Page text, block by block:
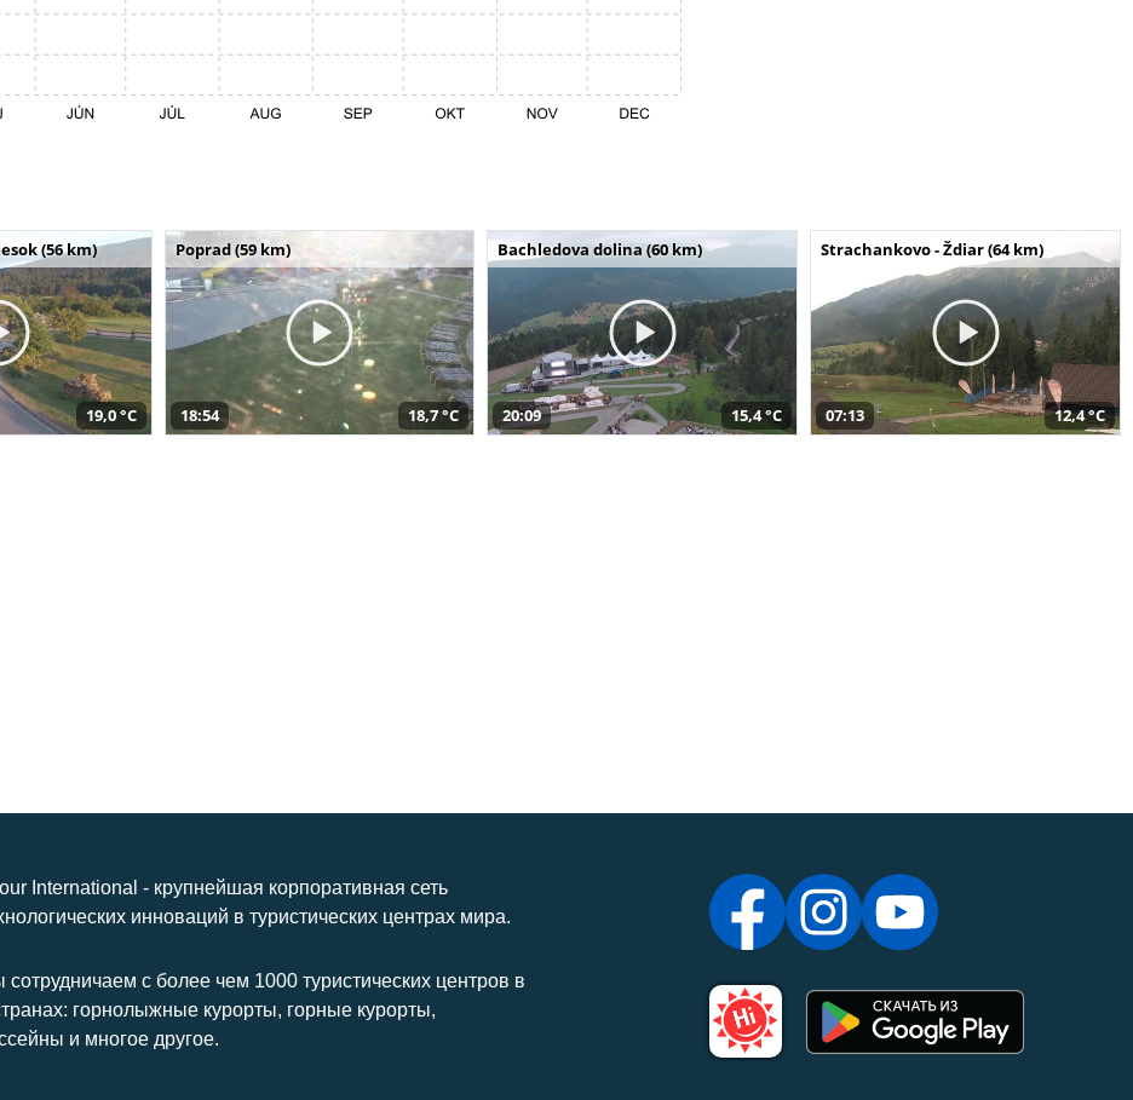
(56 km)
19,0 °C
Poprad (59 km)
18:54 18,7 °C
Bachledova dolina (60 km)
20:09 15,4 °C
Strachankovo - Ždiar (64 km)
07:13 12,4 °C
International - крупнейшая корпоративная сеть
инноваций в туристических центрах мира.
сотрудничаем с более чем 1000 туристических центров в
горнолыжные курорты, горные курорты,
и многое другое.